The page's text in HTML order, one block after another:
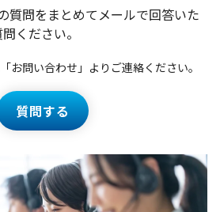
質問をまとめてメールで回答いた
ください。
お問い合わせ」よりご連絡ください。
質問する